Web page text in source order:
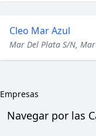
Cleo Mar Azul
Mar Del Plata S/N,
Empresas
Navegar por las